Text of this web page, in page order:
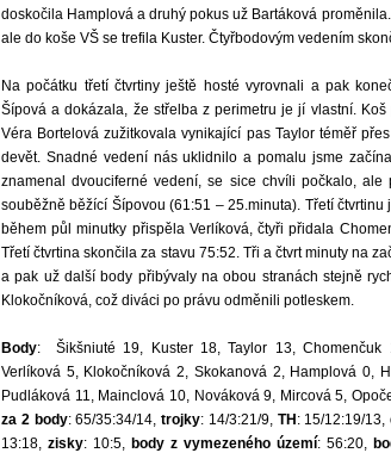
doskočila Hamplová a druhý pokus už Bartáková
ale do koše VŠ se trefila Kuster. Čtyřbodovým vedením
Na počátku třetí čtvrtiny ještě hosté vyrovnali a pak
Šípová a dokázala, že střelba z perimetru je jí vlastní.
Véra Bortelová zužitkovala vynikající pas Taylor téměř
devět. Snadné vedení nás uklidnilo a pomalu jsme
znamenal dvouciferné vedení, se sice chvíli počkalo,
souběžně běžící Šípovou (61:51 – 25.minuta). Třetí
během půl minutky přispěla Verlíková, čtyři přidala
Třetí čtvrtina skončila za stavu 75:52. Tři a čtvrt minuty na
a pak už další body přibývaly na obou stranách stejně
Klokočníková, což diváci po právu odměnili potleskem.
Body: Šikšniuté 19, Kuster 18, Taylor 13, Chomenčuk
Verlíková 5, Klokočníková 2, Skokanová 2, Hamplová 0,
Pudláková 11, Mainclová 10, Nováková 9, Mircová 5,
za 2 body: 65/35:34/14, trojky: 14/3:21/9, TH : 15/12:19/13,
13:18, zisky: 10:5, body z vymezeného území: 56:20,